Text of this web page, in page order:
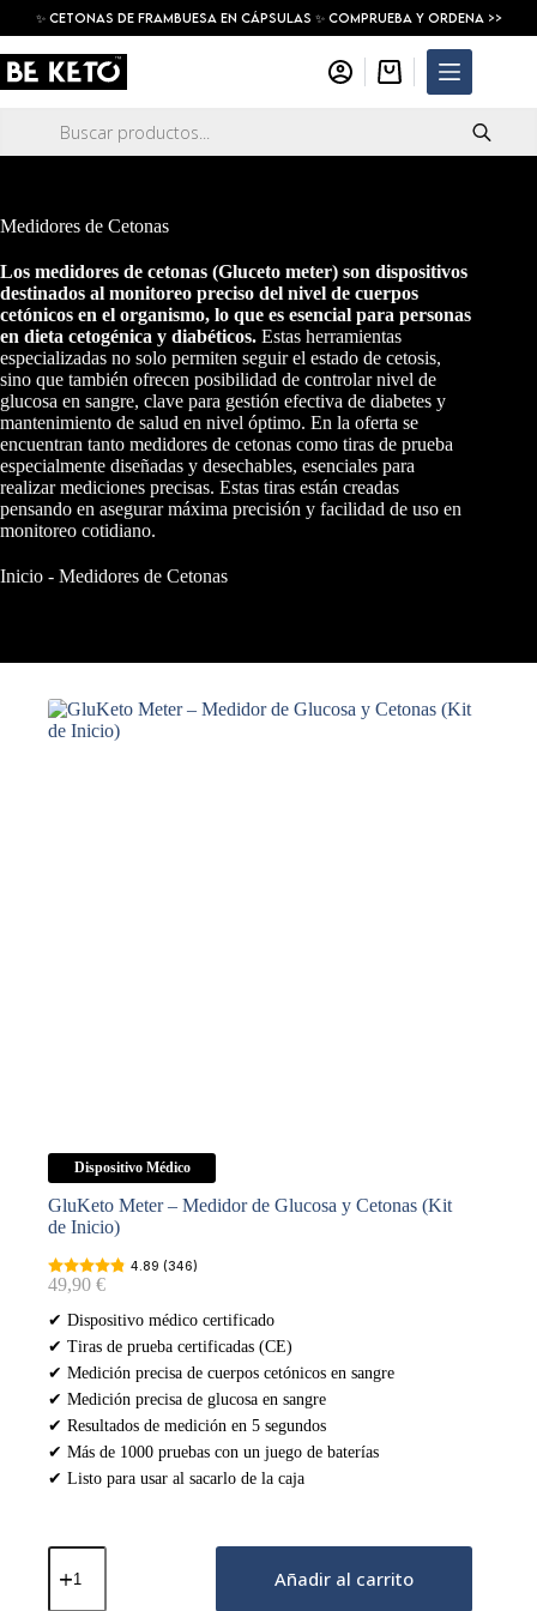
contenido
✨ Cetonas De Frambuesa En Cápsulas ✨ COMPRUEBA Y ORDENA >>
Carro
de
productos
Medidores de Cetonas
Los medidores de cetonas (Gluceto meter) son dispositivos
destinados al monitoreo preciso del nivel de cuerpos
cetónicos en el organismo, lo que es esencial para personas
en dieta cetogénica y diabéticos. Estas herramientas
especializadas no solo permiten seguir el estado de cetosis,
sino que también ofrecen posibilidad de controlar nivel de
glucosa en sangre, clave para gestión efectiva de diabetes y
mantenimiento de salud en nivel óptimo. En la oferta se
encuentran tanto medidores de cetonas como tiras de prueba
especialmente diseñadas y desechables, esenciales para
realizar mediciones precisas. Estas tiras están creadas
pensando en asegurar máxima precisión y facilidad de uso en
monitoreo cotidiano.
Inicio - Medidores de Cetonas
Dispositivo Médico
GluKeto Meter – Medidor de Glucosa y Cetonas (Kit
de Inicio)
4.89 (346)
49,90 €
✔ Dispositivo médico certificado
✔ Tiras de prueba certificadas (CE)
✔ Medición precisa de cuerpos cetónicos en sangre
✔ Medición precisa de glucosa en sangre
✔ Resultados de medición en 5 segundos
✔ Más de 1000 pruebas con un juego de baterías
✔ Listo para usar al sacarlo de la caja
GluKeto
Meter
Añadir al carrito